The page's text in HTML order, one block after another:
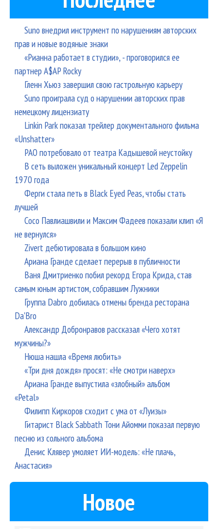
Suno внедрил инструмент по нарушениям авторских
прав и новые водяные знаки
«Рианна работает в студии», - проговорился ее
партнер A$AP Rocky
Гленн Хьюз завершил свою гастрольную карьеру
Suno проиграла суд о нарушении авторских прав
немецкому лицензиату
Linkin Park показал трейлер документального фильма
«Unshatter»
РАО потребовало от театра Кадышевой неустойку
В сеть выложен уникальный концерт Led Zeppelin
1970 года
Ферги стала петь в Black Eyed Peas, чтобы стать
лучшей
Сосо Павлиашвили и Максим Фадеев показали клип «Я
не вернулся»
Zivert дебютировала в большом кино
Ариана Гранде сделает перерыв в публичности
Ваня Дмитриенко побил рекорд Егора Крида, став
самым юным артистом, собравшим Лужники
Группа Dabro добилась отмены бренда ресторана
Da'Bro
Александр Добронравов рассказал «Чего хотят
мужчины?»
Нюша нашла «Время любить»
«Три дня дождя» просят: «Не смотри наверх»
Ариана Гранде выпустила «злобный» альбом
«Petal»
Филипп Киркоров сходит с ума от «Луизы»
Гитарист Black Sabbath Тони Айомми показал первую
песню из сольного альбома
Денис Клявер умоляет ИИ-модель: «Не плачь,
Анастасия»
Новое